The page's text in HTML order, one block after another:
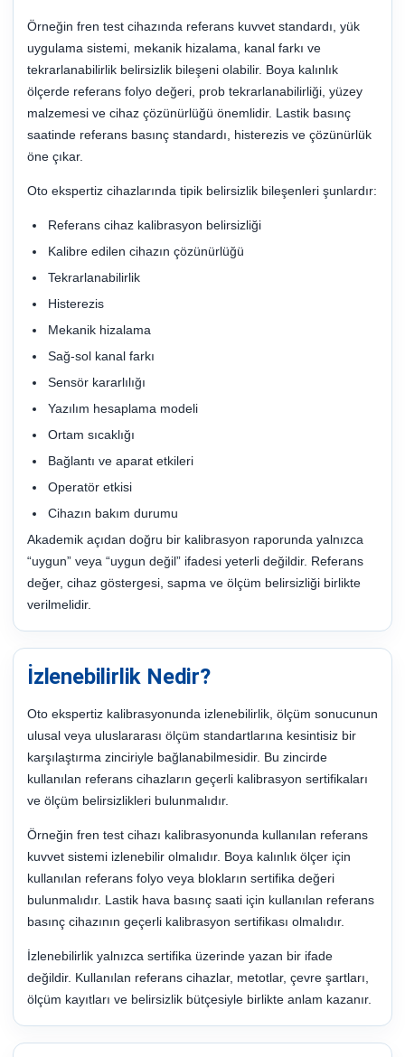
Örneğin fren test cihazında referans kuvvet standardı, yük
uygulama sistemi, mekanik hizalama, kanal farkı ve
tekrarlanabilirlik belirsizlik bileşeni olabilir. Boya kalınlık
ölçerde referans folyo değeri, prob tekrarlanabilirliği, yüzey
malzemesi ve cihaz çözünürlüğü önemlidir. Lastik basınç
saatinde referans basınç standardı, histerezis ve çözünürlük
öne çıkar.
Oto ekspertiz cihazlarında tipik belirsizlik bileşenleri şunlardır:
Referans cihaz kalibrasyon belirsizliği
Kalibre edilen cihazın çözünürlüğü
Tekrarlanabilirlik
Histerezis
Mekanik hizalama
Sağ-sol kanal farkı
Sensör kararlılığı
Yazılım hesaplama modeli
Ortam sıcaklığı
Bağlantı ve aparat etkileri
Operatör etkisi
Cihazın bakım durumu
Akademik açıdan doğru bir kalibrasyon raporunda yalnızca
“uygun” veya “uygun değil” ifadesi yeterli değildir. Referans
değer, cihaz göstergesi, sapma ve ölçüm belirsizliği birlikte
verilmelidir.
İzlenebilirlik Nedir?
Oto ekspertiz kalibrasyonunda izlenebilirlik, ölçüm sonucunun
ulusal veya uluslararası ölçüm standartlarına kesintisiz bir
karşılaştırma zinciriyle bağlanabilmesidir. Bu zincirde
kullanılan referans cihazların geçerli kalibrasyon sertifikaları
ve ölçüm belirsizlikleri bulunmalıdır.
Örneğin fren test cihazı kalibrasyonunda kullanılan referans
kuvvet sistemi izlenebilir olmalıdır. Boya kalınlık ölçer için
kullanılan referans folyo veya blokların sertifika değeri
bulunmalıdır. Lastik hava basınç saati için kullanılan referans
basınç cihazının geçerli kalibrasyon sertifikası olmalıdır.
İzlenebilirlik yalnızca sertifika üzerinde yazan bir ifade
değildir. Kullanılan referans cihazlar, metotlar, çevre şartları,
ölçüm kayıtları ve belirsizlik bütçesiyle birlikte anlam kazanır.